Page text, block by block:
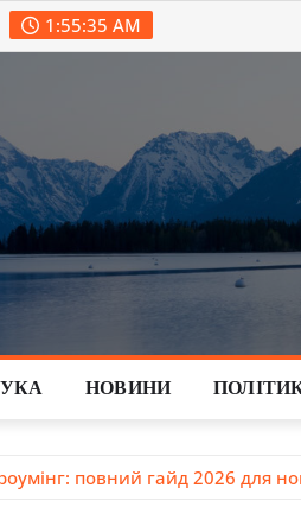
1:55:36 AM
НОВИНИ
повний гайд 2026 для